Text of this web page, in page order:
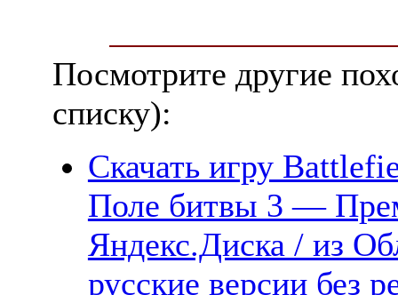
Посмотрите другие
списку):
Скачать игру
Поле битвы 3 —
Яндекс.Диска / из
русские версии без